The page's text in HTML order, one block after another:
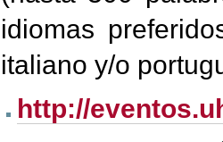
idiomas
italiano y/o
http://